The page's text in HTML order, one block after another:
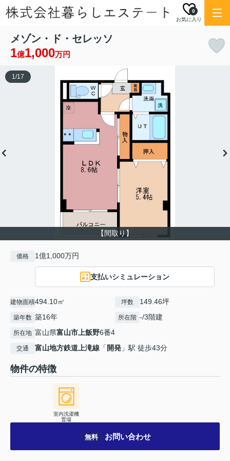
お気に入り
0
メゾン・ド・セレッソ
1億1,000万円
【間取り】
1/17
価格 1億1,000万円
支払いシミュレーション
建物面積494.10㎡ 坪数 149.46坪
築年数 築16年 所在階 -/3階建
所在地 富山県富山市上飯野6番4
交通 富山地方鉄道上滝線 「 開発 」駅 徒歩43分
物件の特徴
室内洗濯機
置場
無料 お問い合わせ